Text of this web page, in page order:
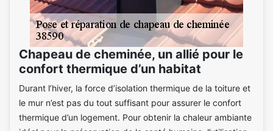
Chapeau de cheminée, un allié pour le
confort thermique d’un habitat
Durant l’hiver, la force d’isolation thermique de la toiture et
le mur n’est pas du tout suffisant pour assurer le confort
thermique d’un logement. Pour obtenir la chaleur ambiante